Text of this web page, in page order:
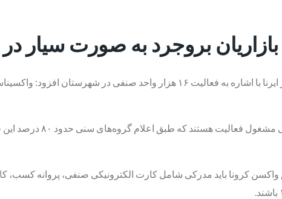
بروجرد به صورت سیار
"حمید آزادبخت "روز سه شنبه در گفت و گو با خبرنگار ایرنا با اشاره به
کرونا باید مدرکی شامل کارت الکترونیکی صنفی، پروانه کسب،